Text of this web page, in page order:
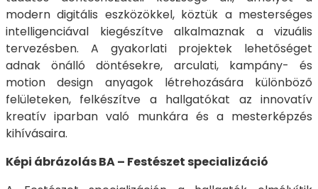
modern digitális eszközökkel, köztük a mesterséges
intelligenciával kiegészítve alkalmaznak a vizuális
tervezésben. A gyakorlati projektek lehetőséget
adnak önálló döntésekre, arculati, kampány- és
motion design anyagok létrehozására különböző
felületeken, felkészítve a hallgatókat az innovatív
kreatív iparban való munkára és a mesterképzés
kihívásaira.
Képi ábrázolás BA – Festészet specializáció